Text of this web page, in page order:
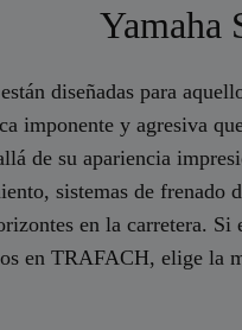
Yamaha
diseñadas para
imponente y agresiva
de su apariencia
sistemas de
en la carretera.
en TRAFACH, elige la